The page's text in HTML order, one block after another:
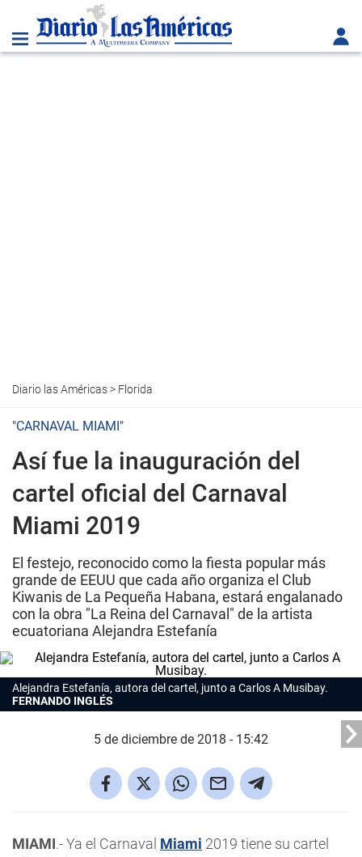
Diario las Américas> Florida
"CARNAVAL MIAMI"
Así fue la inauguración del
cartel oficial del Carnaval
Miami 2019
El festejo, reconocido como la fiesta popular más
grande de EEUU que cada año organiza el Club
Kiwanis de La Pequeña Habana, estará engalanado
con la obra "La Reina del Carnaval" de la artista
ecuatoriana Alejandra Estefanía
Alejandra Estefanía, autora del cartel, junto a Carlos A Musibay.
FERNANDO INGLÉS
5 de diciembre de 2018 - 15:42
MIAMI.- Ya el Carnaval Miami 2019 tiene su cartel